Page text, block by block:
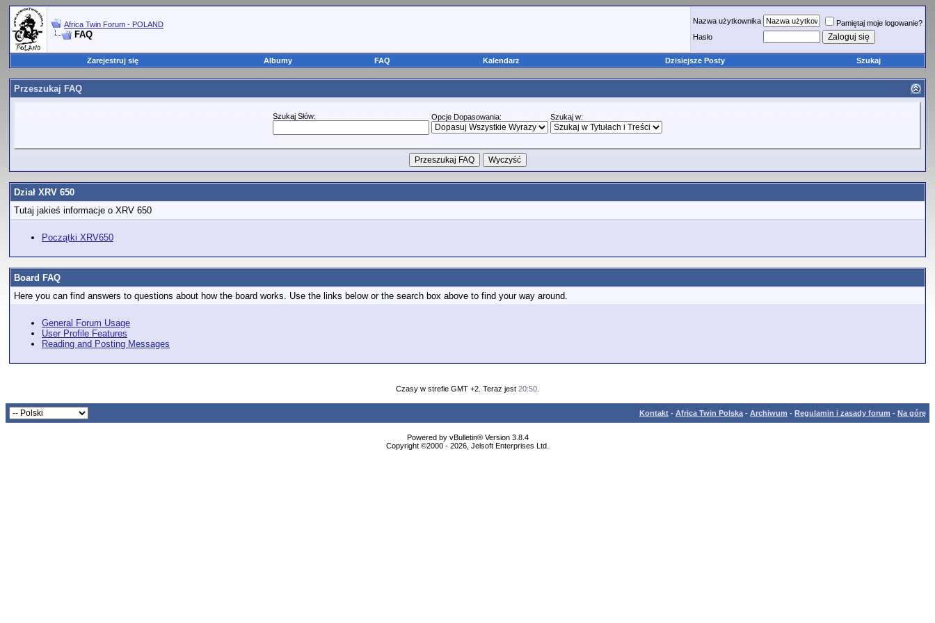
Africa Twin Forum - POLAND
FAQ
Nazwa użytkownika
Pamiętaj moje logowanie?
Hasło
Zarejestruj się Albumy FAQ Kalendarz Dzisiejsze Posty Szukaj
Przeszukaj FAQ
Szukaj Słów: Opcje Dopasowania: Szukaj w:
Dział XRV 650
Tutaj jakieś informacje o XRV 650
Początki XRV650
Board FAQ
Here you can find answers to questions about how the board works. Use the links below or the search box above to find your way around.
General Forum Usage
User Profile Features
Reading and Posting Messages
Czasy w strefie GMT +2. Teraz jest 20:50
Kontakt - Africa Twin Polska - Archiwum - Regulamin i zasady forum - Na górę
Powered by vBulletin® Version 3.8.4
Copyright ©2000 - 2026, Jelsoft Enterprises Ltd.